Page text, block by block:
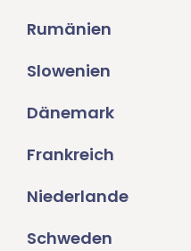
Rumänien
Slowenien
Dänemark
Frankreich
Niederlande
Schweden